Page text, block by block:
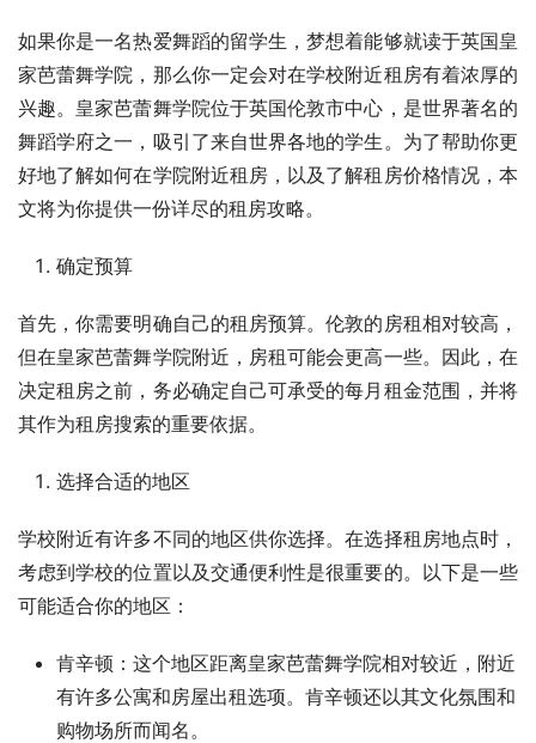
如果你是一名热爱舞蹈的留学生，梦想着能够就读于英国皇
家芭蕾舞学院，那么你一定会对在学校附近租房有着浓厚的
兴趣。皇家芭蕾舞学院位于英国伦敦市中心，是世界著名的
舞蹈学府之一，吸引了来自世界各地的学生。为了帮助你更
好地了解如何在学院附近租房，以及了解租房价格情况，本
文将为你提供一份详尽的租房攻略。
确定预算
首先，你需要明确自己的租房预算。伦敦的房租相对较高，
但在皇家芭蕾舞学院附近，房租可能会更高一些。因此，在
决定租房之前，务必确定自己可承受的每月租金范围，并将
其作为租房搜索的重要依据。
选择合适的地区
学校附近有许多不同的地区供你选择。在选择租房地点时，
考虑到学校的位置以及交通便利性是很重要的。以下是一些
可能适合你的地区：
肯辛顿：这个地区距离皇家芭蕾舞学院相对较近，附近
有许多公寓和房屋出租选项。肯辛顿还以其文化氛围和
购物场所而闻名。